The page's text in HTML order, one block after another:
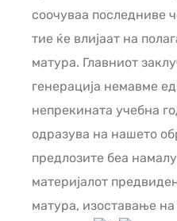
соочуваа последниве
тие ќе влијаат на
матура. Главниот
генерација немавме
непрекината учебна
одразува на нашето
предлозите беа
материјалот
матура, изоставање